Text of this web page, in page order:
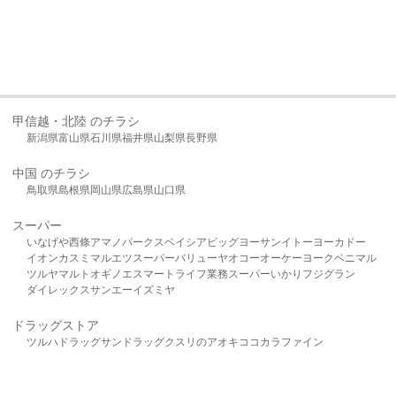
甲信越・北陸 のチラシ
新潟県富山県石川県福井県山梨県長野県
中国 のチラシ
鳥取県島根県岡山県広島県山口県
スーパー
いなげや西條アマノパークスベイシア ビッグヨーサンイトーヨーカドー
イオンカスミ マルエツスーパーバリューヤオコーオーケー ヨークベニマル
ツルヤマルト オギノ エスマート ライフ業務スーパーいかり フジグラン
ダイレックスサンエーイズミヤ
ドラッグストア
ツルハドラッグサンドラッグクスリのアオキ ココカラファイン